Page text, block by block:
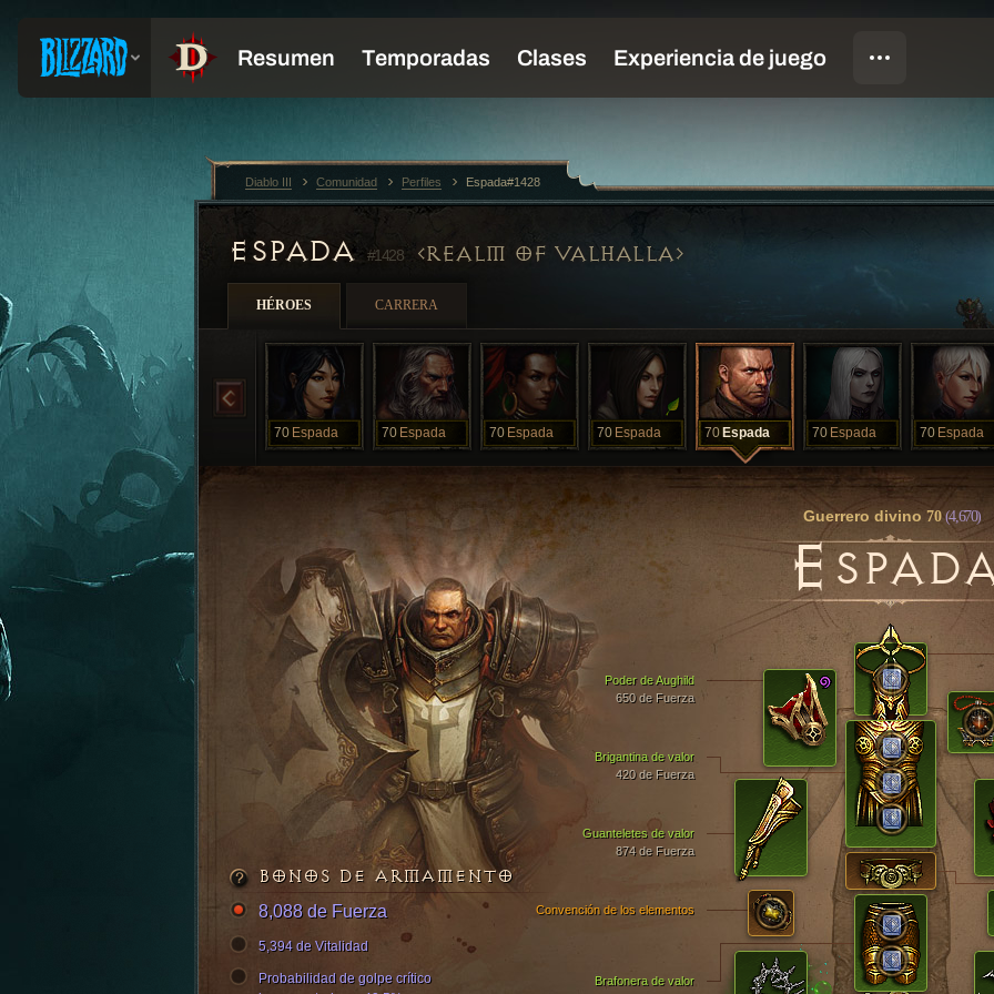
ESPADA#1428 REALM OF VALHALLA
HÉROES CARRERA
70 Espada 70 Espada 70 Espada 70 Espada 70 Espada 70 Espada 70 Espada
Guerrero divino 70 (4,670)
E
Brigantina de valor
420 de Fuerza
Guanteletes de valor
874 de Fuerza
Poder de Aughild
650 de Fuerza
Brafonera de valor
Convención de los elementos
BONOS DE ARMAMENTO
8,088 de Fuerza
5,394 de Vitalidad
Probabilidad de golpe crítico
Diablo III Comunidad Perfiles Espada#1428